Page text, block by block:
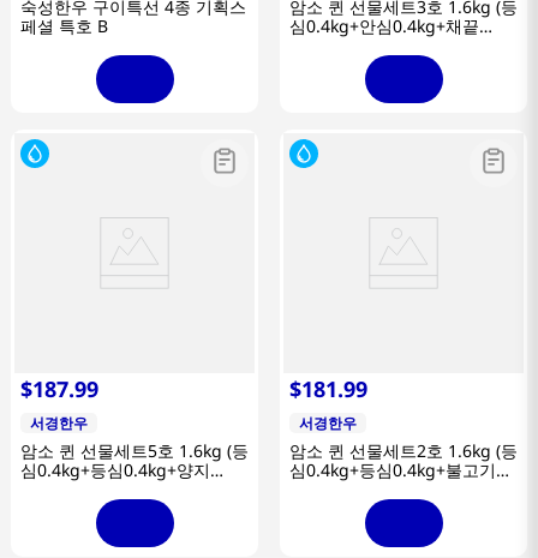
숙성한우 구이특선 4종 기획스
페셜 특호 B
암소 퀸 선물세트3호 1.6kg (등
심0.4kg+안심0.4kg+채끝
0.4kg+특수부위0.4kg/1+등급)
$187.99
서경한우
암소 퀸 선물세트5호 1.6kg (등
심0.4kg+등심0.4kg+양지
0.4kg+장조림0.4kg/1+등급)
$181.99
서경한우
암소 퀸 선물세트2호 1.6kg (등
심0.4kg+등심0.4kg+불고기
0.4kg+국거리0.4kg/1+등급)